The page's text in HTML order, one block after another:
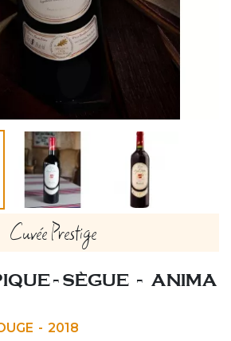
Cuvée Prestige
SÈGUE - ANIMA
2018